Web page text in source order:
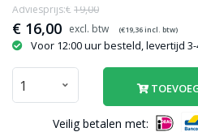
€ 16,00 (€19,36incl. btw)
Adviesprijs:€ 19,00
Voor 12:00 uur besteld, levertijd
Veilig betalen met: